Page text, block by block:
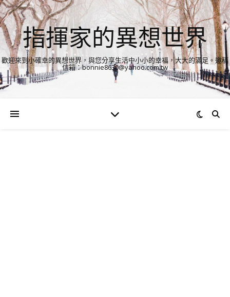
指揮家的異想世界
歡迎來到小確幸的異想世界，與您分享生活中小小的幸福，大大的滿足。邀稿
信箱：bonnie8630@yahoo.com.tw